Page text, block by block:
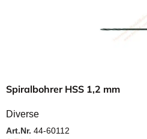
Spiralbohrer HSS 1,2 mm
Diverse
Art.Nr. 44-60112